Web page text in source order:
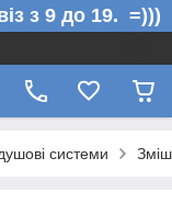
з 9 до 19. =)))
системи